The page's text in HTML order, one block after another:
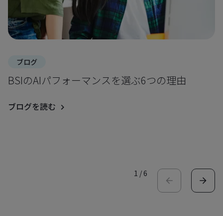
ブログ
BSIのAIパフォーマンスを選ぶ6つの理由
ブログを読む
1 /6